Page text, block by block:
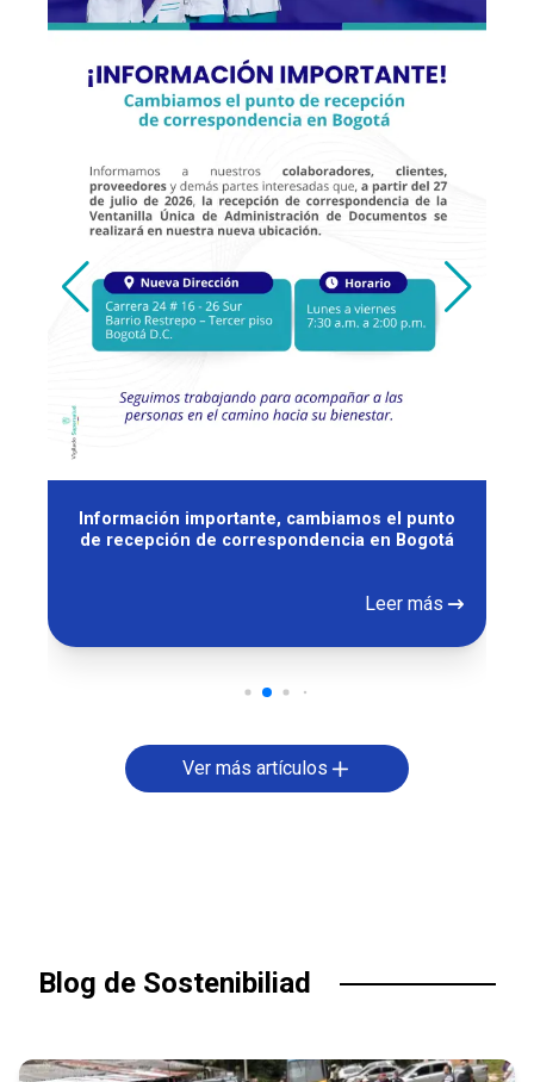
Información importante, cambiamos el punto
de recepción de correspondencia en Bogotá
Leer más
Ver más artículos
Blog de Sostenibiliad